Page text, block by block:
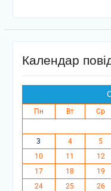
Календар
Пн Вт Ср
3
4 5
10
11 12
17
18 19
24
25 26